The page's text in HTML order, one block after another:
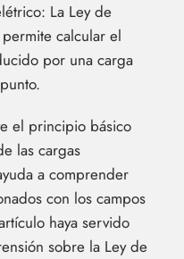
La Ley de
calcular el
por una carga
el principio básico
las cargas
a comprender
con los campos
haya servido
sobre la Ley de